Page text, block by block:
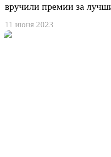
вручили премии за
11 июня 2023